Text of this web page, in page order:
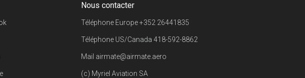
Nous contacter
Téléphone Europe+352 26441835
Téléphone US/Canada418-592-8862
Mail airmate@airmate.aero
(c) Myriel Aviation SA